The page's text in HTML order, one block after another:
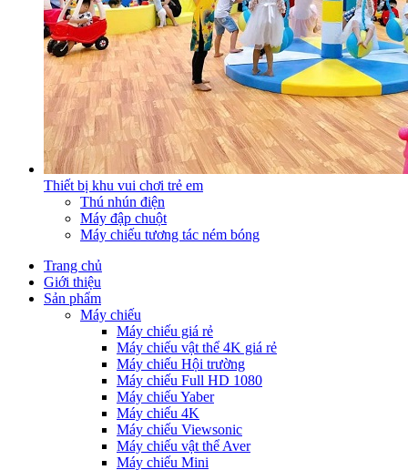
Thiết bị khu vui chơi trẻ em
Thú nhún điện
Máy đập chuột
Máy chiếu tương tác ném bóng
Trang chủ
Giới thiệu
Sản phẩm
Máy chiếu
Máy chiếu giá rẻ
Máy chiếu vật thể 4K giá rẻ
Máy chiếu Hội trường
Máy chiếu Full HD 1080
Máy chiếu Yaber
Máy chiếu 4K
Máy chiếu Viewsonic
Máy chiếu vật thể Aver
Máy chiếu Mini